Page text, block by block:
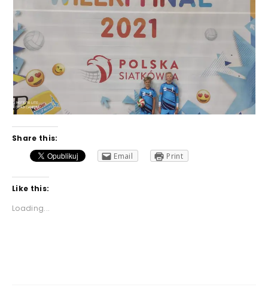
Share this:
Email
Print
Like this:
Loading...